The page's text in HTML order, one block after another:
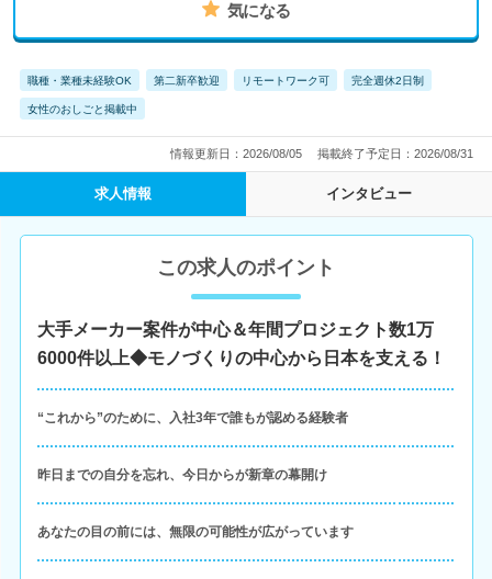
気になる
職種・業種未経験OK 第二新卒歓迎 リモートワーク可 完全週休2日制
女性のおしごと掲載中
情報更新日：2026/08/05 掲載終了予定日：2026/08/31
求人情報 インタビュー
この求人のポイント
大手メーカー案件が中心＆年間プロジェクト数1万
6000件以上◆モノづくりの中心から日本を支える！
“これから”のために、入社3年で誰もが認める経験者
昨日までの自分を忘れ、今日からが新章の幕開け
あなたの目の前には、無限の可能性が広がっています